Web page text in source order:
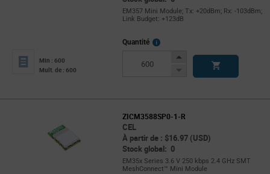
EM357 Mini Module; Tx: +20dBm; Rx: -103dBm;
Link Budget: +123dB
Min : 600
Mult. de : 600
Quantité
More
Increase
Decrease
ZICM3588SP0-1-R
CEL
À partir de : $16.97 (USD)
Stock global: 0
EM35x Series 3.6 V 250 kbps 2.4 GHz SMT
MeshConnect™ Mini Module